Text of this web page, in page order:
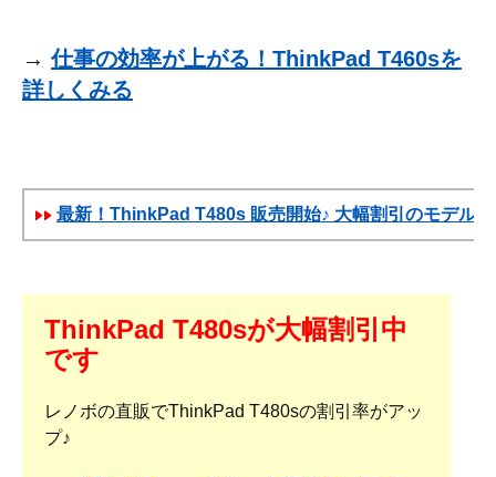
→仕事の効率が上がる！ThinkPad T460sを
詳しくみる
最新！ThinkPad T480s 販売開始♪ 大幅割引のモデル
ThinkPad T480sが大幅割引中
です
レノボの直販でThinkPad T480sの割引率がアッ
プ♪